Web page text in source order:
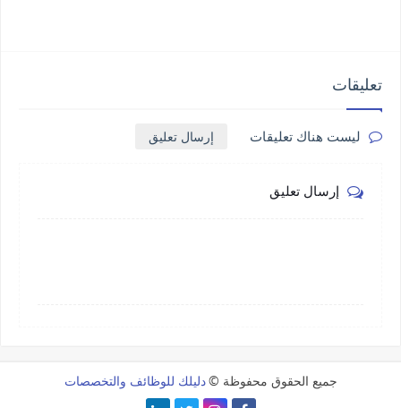
تعليقات
ليست هناك تعليقات إرسال تعليق
إرسال تعليق
جميع الحقوق محفوظة ©دليلك للوظائف والتخصصات